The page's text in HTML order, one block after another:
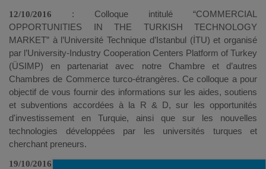
12/10/2016 : Colloque intitulé “COMMERCIAL
OPPORTUNITIES IN THE TURKISH TECHNOLOGY
MARKET” à l’Université Technique d’Istanbul (İTU) et organisé
par l’University-Industry Cooperation Centers Platform of Turkey
(ÜSIMP) en partenariat avec notre Chambre et d’autres
Chambres de Commerce turco-étrangères. Ce colloque a pour
objectif de vous fournir des informations sur les aides, soutiens
et subventions accordées à la R & D, sur les opportunités
d'investissement en Turquie, ainsi que sur les nouvelles
technologies développées par les universités turques et
cherchant preneurs.
19/10/2016